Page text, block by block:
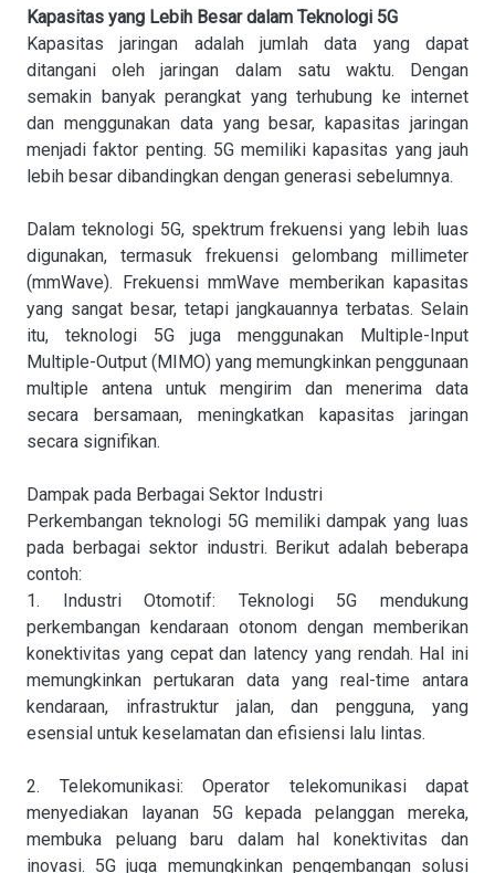
Kapasitas yang Lebih Besar dalam Teknologi 5G
Kapasitas jaringan adalah jumlah data yang dapat
ditangani oleh jaringan dalam satu waktu. Dengan
semakin banyak perangkat yang terhubung ke internet
dan menggunakan data yang besar, kapasitas jaringan
menjadi faktor penting. 5G memiliki kapasitas yang jauh
lebih besar dibandingkan dengan generasi sebelumnya.
Dalam teknologi 5G, spektrum frekuensi yang lebih luas
digunakan, termasuk frekuensi gelombang millimeter
(mmWave). Frekuensi mmWave memberikan kapasitas
yang sangat besar, tetapi jangkauannya terbatas. Selain
itu, teknologi 5G juga menggunakan Multiple-Input
Multiple-Output (MIMO) yang memungkinkan penggunaan
multiple antena untuk mengirim dan menerima data
secara bersamaan, meningkatkan kapasitas jaringan
secara signifikan.
Dampak pada Berbagai Sektor Industri
Perkembangan teknologi 5G memiliki dampak yang luas
pada berbagai sektor industri. Berikut adalah beberapa
contoh:
1. Industri Otomotif: Teknologi 5G mendukung
perkembangan kendaraan otonom dengan memberikan
konektivitas yang cepat dan latency yang rendah. Hal ini
memungkinkan pertukaran data yang real-time antara
kendaraan, infrastruktur jalan, dan pengguna, yang
esensial untuk keselamatan dan efisiensi lalu lintas.
2. Telekomunikasi: Operator telekomunikasi dapat
menyediakan layanan 5G kepada pelanggan mereka,
membuka peluang baru dalam hal konektivitas dan
inovasi. 5G juga memungkinkan pengembangan solusi